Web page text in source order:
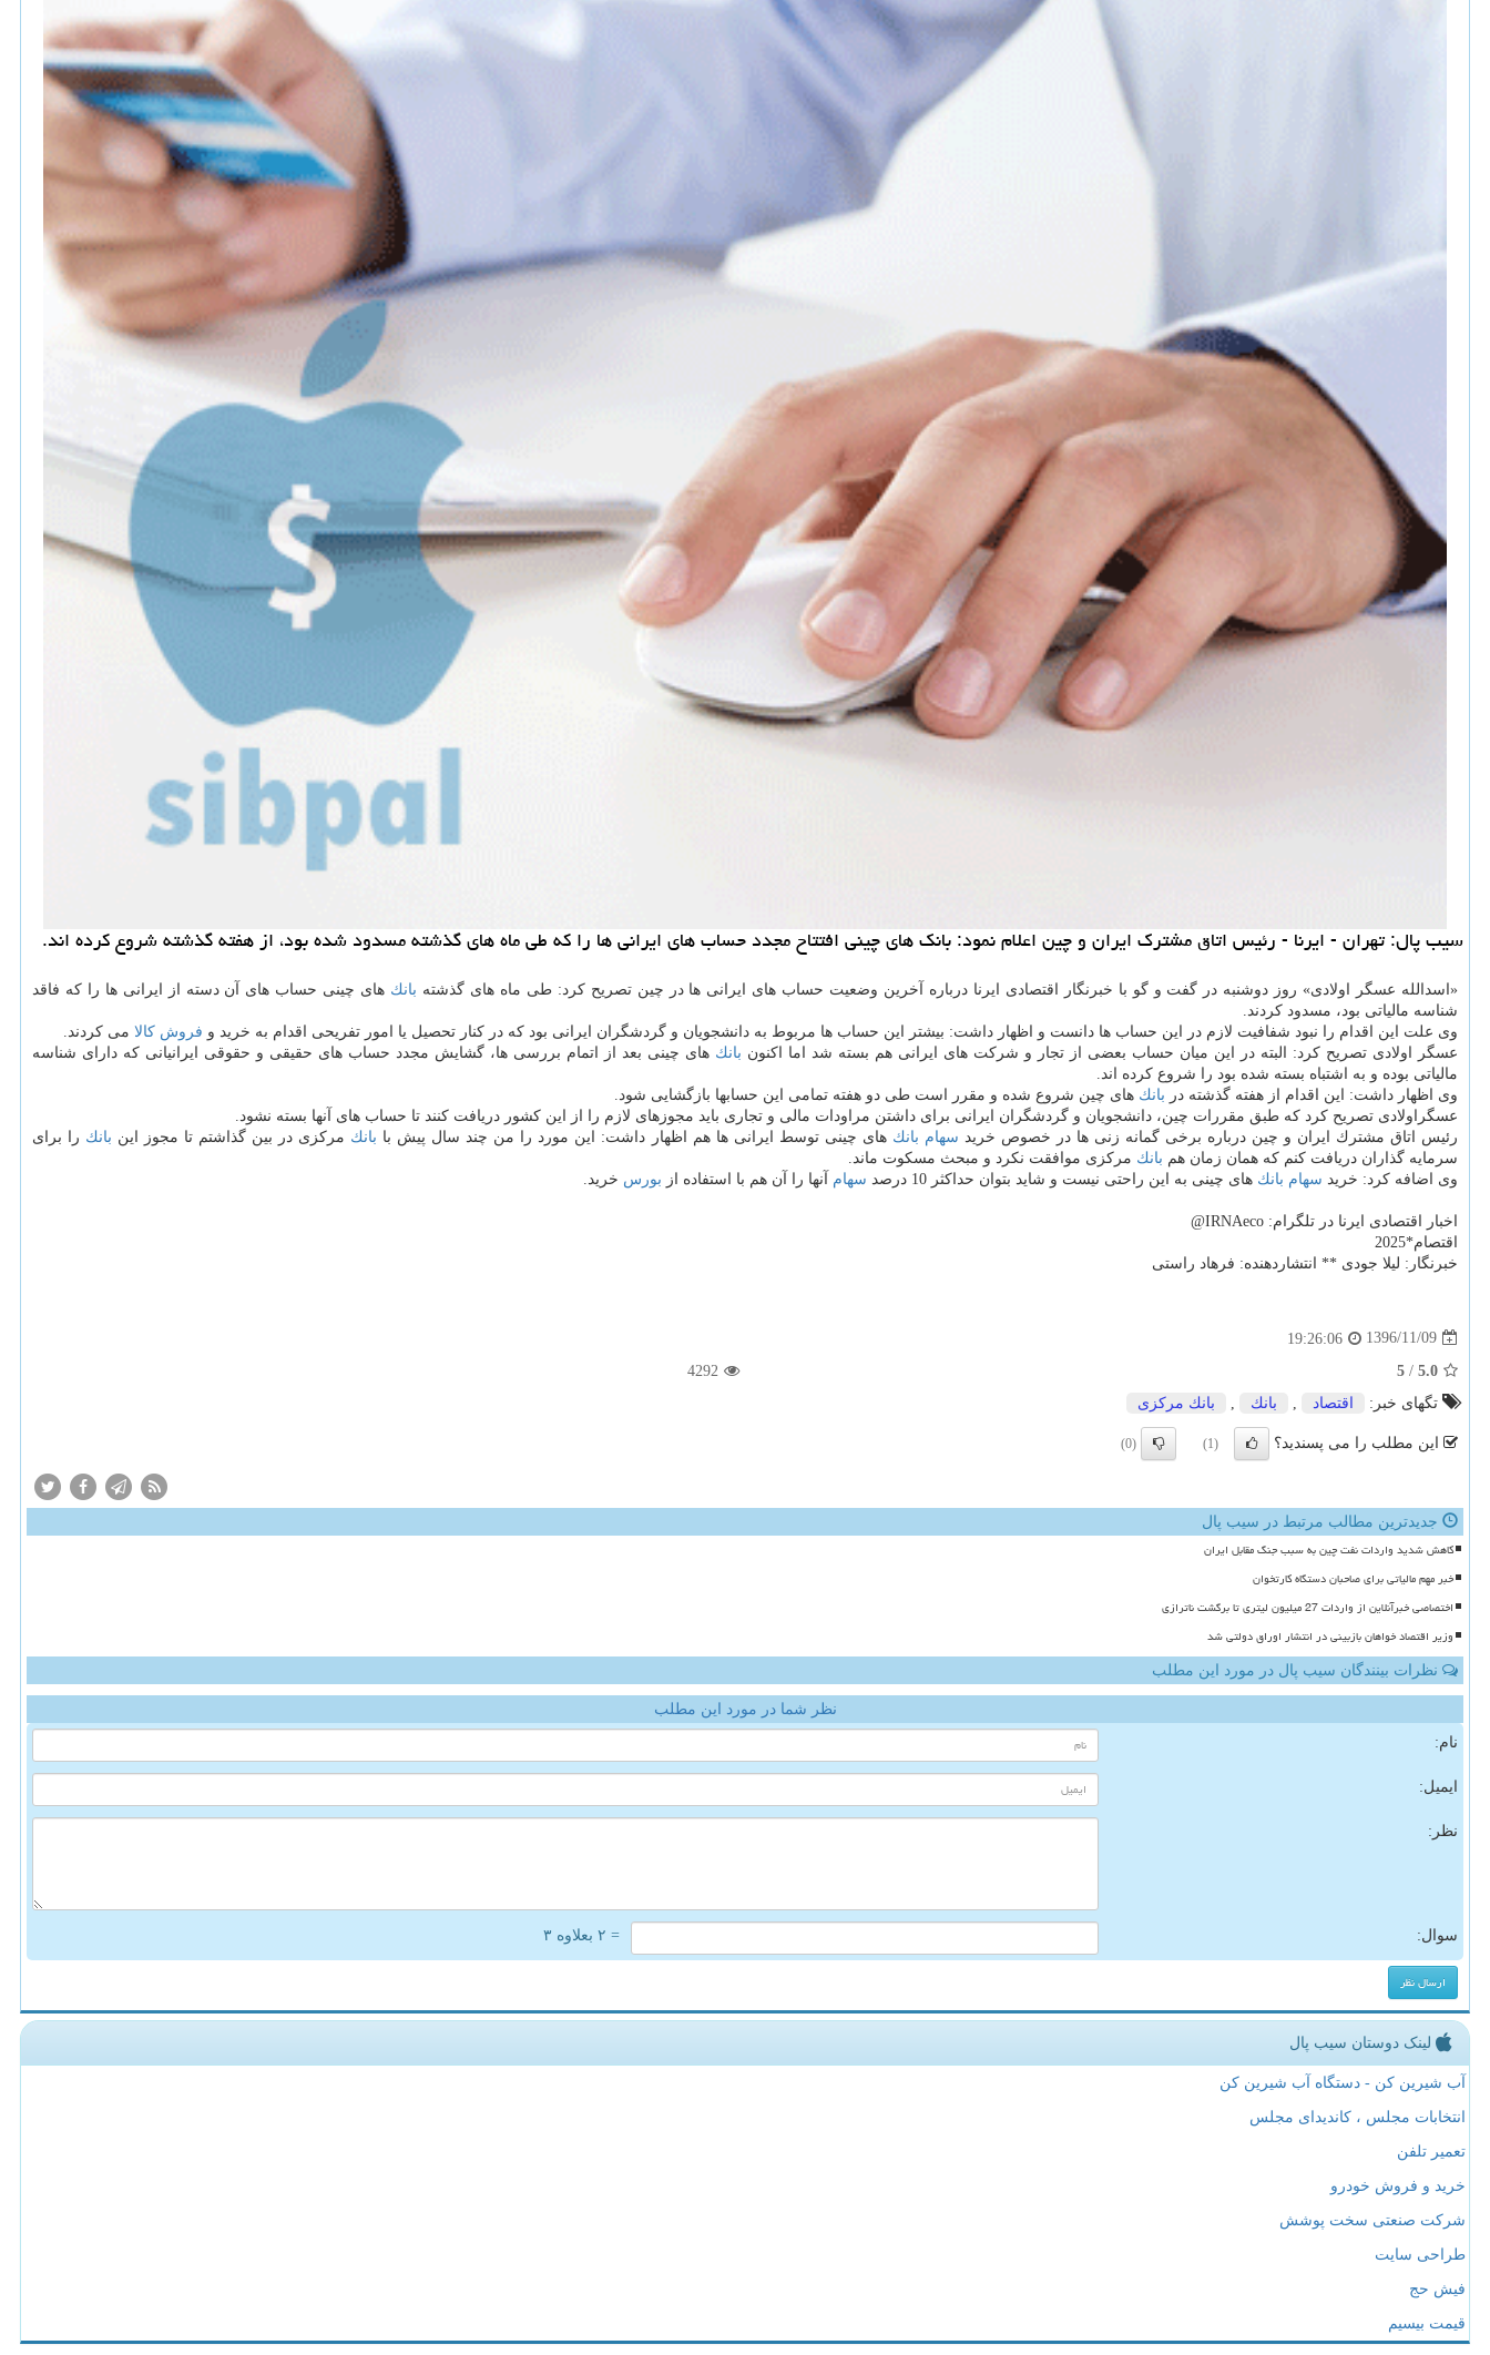
سیب پال: تهران - ایرنا - رئیس اتاق مشترك ایران و چین اعلام نمود: بانك های چینی افتتاح مجدد حساب های ایرانی ها را كه طی ماه های گذشته مسدود شده بود، از هفته گذشته شروع كرده اند.
«اسدالله عسگر اولادی» روز دوشنبه در گفت و گو با خبرنگار اقتصادی ایرنا درباره آخرین وضعیت حساب های ایرانی ها در چین تصریح كرد: طی ماه های گذشته بانك های چینی حساب های آن دسته از ایرانی ها را كه فاقد
شناسه مالیاتی بود، مسدود كردند.
وی علت این اقدام را نبود شفافیت لازم در این حساب ها دانست و اظهار داشت: بیشتر این حساب ها مربوط به دانشجویان و گردشگران ایرانی بود كه در كنار تحصیل یا امور تفریحی اقدام به خرید و فروش كالا می كردند.
عسگر اولادی تصریح كرد: البته در این میان حساب بعضی از تجار و شركت های ایرانی هم بسته شد اما اكنون بانك های چینی بعد از اتمام بررسی ها، گشایش مجدد حساب های حقیقی و حقوقی ایرانیانی كه دارای شناسه
مالیاتی بوده و به اشتباه بسته شده بود را شروع كرده اند.
وی اظهار داشت: این اقدام از هفته گذشته در بانك های چین شروع شده و مقرر است طی دو هفته تمامی این حسابها بازگشایی شود.
عسگراولادی تصریح كرد كه طبق مقررات چین، دانشجویان و گردشگران ایرانی برای داشتن مراودات مالی و تجاری باید مجوزهای لازم را از این كشور دریافت كنند تا حساب های آنها بسته نشود.
رئیس اتاق مشترك ایران و چین درباره برخی گمانه زنی ها در خصوص خرید سهام بانك های چینی توسط ایرانی ها هم اظهار داشت: این مورد را من چند سال پیش با بانك مركزی در بین گذاشتم تا مجوز این بانك را برای
سرمایه گذاران دریافت كنم كه همان زمان هم بانك مركزی موافقت نكرد و مبحث مسكوت ماند.
وی اضافه كرد: خرید سهام بانك های چینی به این راحتی نیست و شاید بتوان حداكثر 10 درصد سهام آنها را آن هم با استفاده از بورس خرید.
اخبار اقتصادی ایرنا در تلگرام: IRNAeco@
اقتصام*2025
خبرنگار: لیلا جودی ** انتشاردهنده: فرهاد راستی
1396/11/09
19:26:06
5.0
/
5
4292
تگهای خبر:
اقتصاد بانك بانك مركزی
این مطلب را می پسندید؟ (1)
(0)
جدیدترین مطالب مرتبط در سیب پال
کاهش شدید واردات نفت چین به سبب جنگ مقابل ایران
خبر مهم مالیاتی برای صاحبان دستگاه کارتخوان
اختصاصی خبرآنلاین از واردات 27 میلیون لیتری تا برگشت ناترازی
وزیر اقتصاد خواهان بازبینی در انتشار اوراق دولتی شد
نظرات بینندگان سیب پال در مورد این مطلب
نظر شما در مورد این مطلب
نام:
ایمیل:
نظر:
سوال: = ۲ بعلاوه ۳
لینک دوستان سیب پال
آب شیرین کن - دستگاه آب شیرین کن
انتخابات مجلس ، کاندیدای مجلس
تعمیر تلفن
خرید و فروش خودرو
شرکت صنعتی سخت پوشش
طراحی سایت
فیش حج
قیمت بیسیم